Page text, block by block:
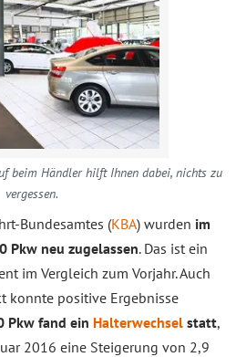
beim Händler hilft Ihnen dabei, nichts zu
vergessen.
Bundesamtes (KBA) wurden im
Pkw neu zugelassen. Das ist ein
im Vergleich zum Vorjahr. Auch
konnte positive Ergebnisse
Pkw fand ein Halterwechsel statt,
2016 eine Steigerung von 2,9